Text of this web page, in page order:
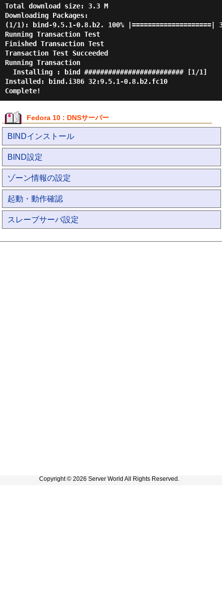
Total download size: 3.3 M
Downloading Packages:
(1/1): bind-9.5.1-0.8.b2. 100%
Running Transaction Test
Finished Transaction Test
Transaction Test Succeeded
Running Transaction
Installing
: bind
######################### [1/1]
Installed: bind.i386 32:9.5.1-0.8.b2.fc10
Complete!
Fedora 10 : DNSサーバー
BINDインストール
BIND設定
ゾーン情報の設定
起動・動作確認
スレーブサーバ設定
Copyright © 2026 Server World All Rights Reserved.